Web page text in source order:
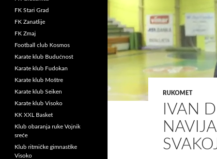
RUKOMET
IVAN
FK Stari Grad
FK Zanatlije
FK Zmaj
Football club Kosmos
Karate klub Budućnost
Karate klub Fudokan
Karate klub Moštre
Karate klub Seiken
Karate klub Visoko
KK XXL Basket
Klub obaranja ruke Vojnik
sreće
Klub ritmičke gimnastike
Visoko